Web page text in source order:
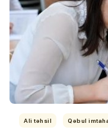
Ali təhsil Qəbul